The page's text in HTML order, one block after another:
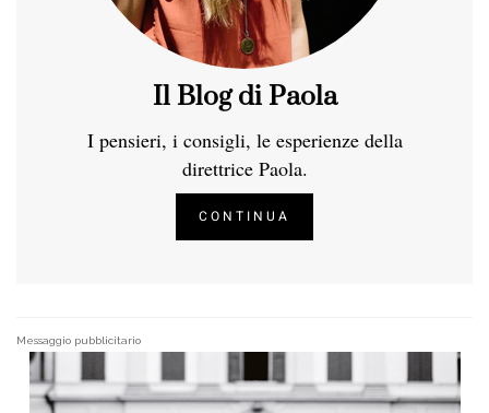
Il Blog di Paola
I pensieri, i consigli, le esperienze della
direttrice Paola.
CONTINUA
Messaggio pubblicitario